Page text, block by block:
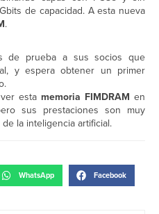
de capacidad. A esta nueva
.
de prueba a sus socios que
y espera obtener un primer
esta memoria FIMDRAM en
sus prestaciones son muy
la inteligencia artificial.
WhatsApp Facebook